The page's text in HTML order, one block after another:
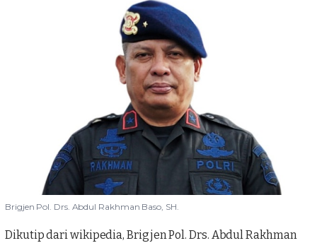
Brigjen Pol. Drs. Abdul Rakhman Baso, SH.
Dikutip dari wikipedia, Brigjen Pol. Drs. Abdul Rakhman